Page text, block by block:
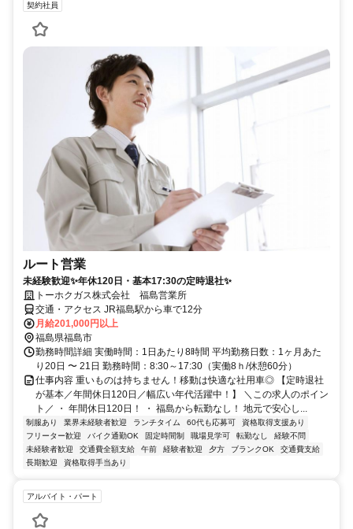
契約社員
ルート営業
未経験歓迎✨年休120日・基本17:30の定時退社✨
トーホクガス株式会社 福島営業所
交通・アクセス JR福島駅から車で12分
月給201,000円以上
福島県福島市
勤務時間詳細 実働時間：1日あたり8時間 平均勤務日数：1ヶ月あた
り20日 〜 21日 勤務時間：8:30～17:30（実働8ｈ/休憩60分）
仕事内容 重いものは持ちません！移動は快適な社用車◎ 【定時退社
が基本／年間休日120日／幅広い年代活躍中！】 ＼この求人のポイン
ト／ ・ 年間休日120日！ ・ 福島から転勤なし！ 地元で安心し...
制服あり 業界未経験者歓迎 ランチタイム 60代も応募可
資格取得支援あり
フリーター歓迎
バイク通勤OK 固定時間制 職場見学可 転勤なし
経験不問
未経験者歓迎
交通費全額支給 午前 経験者歓迎 夕方 ブランクOK
交通費支給
長期歓迎
資格取得手当あり
アルバイト・パート